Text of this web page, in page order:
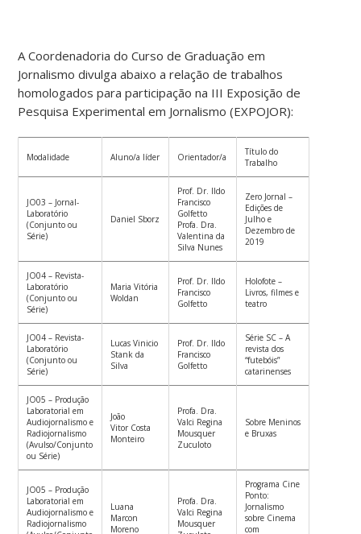
A Coordenadoria do Curso de Graduação em
Jornalismo divulga abaixo a relação de trabalhos
homologados para participação na III Exposição de
Pesquisa Experimental em Jornalismo (EXPOJOR):
Modalidade Aluno/a líder Orientador/a
Título do
Trabalho
JO03 – Jornal-
Laboratório
(Conjunto ou
Série)
Daniel Sborz
Prof. Dr. Ildo
Francisco
Golfetto
Profa. Dra.
Valentina da
Silva Nunes
Zero Jornal –
Edições de
Julho e
Dezembro de
2019
JO04 – Revista-
Laboratório
(Conjunto ou
Série)
Maria Vitória
Woldan
Prof. Dr. Ildo
Francisco
Golfetto
Holofote –
Livros, filmes e
teatro
JO04 – Revista-
Laboratório
(Conjunto ou
Série)
Lucas Vinicio
Stank da
Silva
Prof. Dr. Ildo
Francisco
Golfetto
Série SC – A
revista dos
“futebóis”
catarinenses
JO05 – Produção
Laboratorial em
Audiojornalismo e
Radiojornalismo
(Avulso/Conjunto
ou Série)
João
Vitor Costa
Monteiro
Profa. Dra.
Valci Regina
Mousquer
Zuculoto
Sobre Meninos
e Bruxas
JO05 – Produção
Laboratorial em
Audiojornalismo e
Radiojornalismo
Luana
Marcon
Moreno
Profa. Dra.
Valci Regina
Mousquer
Programa Cine
Ponto:
Jornalismo
sobre Cinema
com